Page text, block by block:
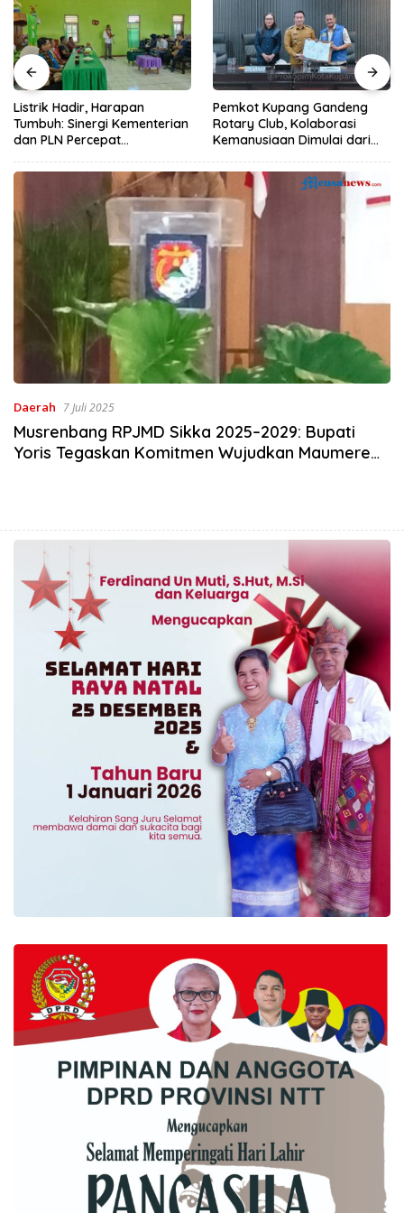
Listrik Hadir, Harapan
Tumbuh: Sinergi Kementerian
dan PLN Percepat
Desa Oelbiteno
Pemkot Kupang Gandeng
Rotary Club, Kolaborasi
Kemanusiaan Dimulai dari
Lebih Sehat
Daerah 7 Juli 2025
Musrenbang RPJMD Sikka 2025–2029: Bupati
Yoris Tegaskan Komitmen Wujudkan Maumere